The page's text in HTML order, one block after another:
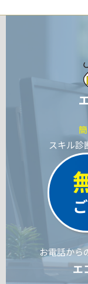
スキル診
お電話から
エ